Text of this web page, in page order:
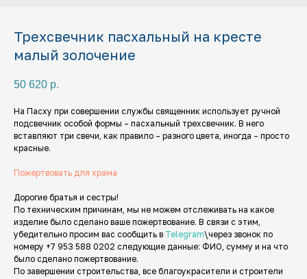
Трехсвечник пасхальный на кресте
малый золочение
50 620 р.
На Пасху при совершении службы священник использует ручной
подсвечник особой формы – пасхальный трехсвечник. В него
вставляют три свечи, как правило – разного цвета, иногда – просто
красные.
Пожертвовать для храма
Дорогие братья и сестры!
По техническим причинам, мы не можем отслеживать на какое
изделие было сделано ваше пожертвование. В связи с этим,
убедительно просим вас сообщить в Telegram\через звонок по
номеру +7 953 588 0202 следующие данные: ФИО, сумму и на что
было сделано пожертвование.
По завершении строительства, все благоукрасители и строители